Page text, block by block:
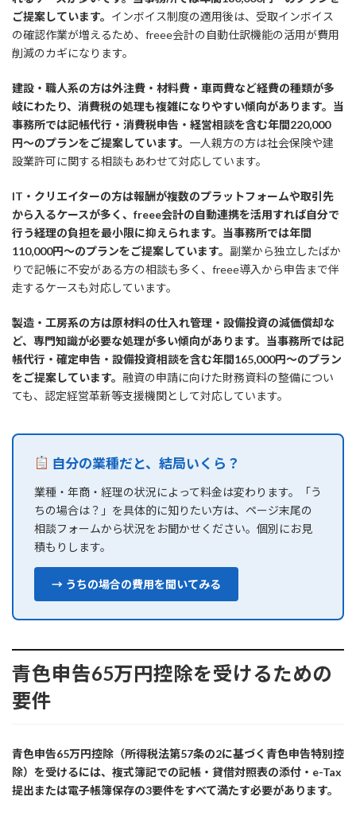
ご提案しています。 インボイス制度の適用後は、受取インボイス
の確認作業が増えるため、freee会計の自動仕訳機能の活用が費用
削減のカギになります。
建設・職人系の方は外注費・材料費・車両費など経費の種類が多
岐にわたり、消費税の処理も複雑になりやすい傾向があります。当
事務所では記帳代行・消費税申告・経営相談を含む年間220,000
円〜のプランをご提案しています。 一人親方の方は社会保険や建
設業許可に関する相談もあわせて対応しています。
IT・クリエイターの方は報酬が複数のプラットフォームや取引先
から入るケースが多く、freee会計の自動連携を活用すれば自分で
行う経理の負担を最小限に抑えられます。当事務所では年間
110,000円〜のプランをご提案しています。 副業から独立したばか
りで記帳に不安がある方の相談も多く、freee導入から申告まで伴
走するケースも対応しています。
製造・工房系の方は原材料の仕入れ管理・設備投資の減価償却な
ど、専門知識が必要な処理が多い傾向があります。当事務所では記
帳代行・確定申告・設備投資相談を含む年間165,000円〜のプラン
をご提案しています。 融資の申請に向けた財務資料の整備につい
ても、認定経営革新等支援機関として対応しています。
自分の業種だと、結局いくら？
業種・年商・経理の状況によって料金は変わります。「う
ちの場合は？」を具体的に知りたい方は、ページ末尾の
相談フォームから状況をお聞かせください。個別にお見
積もりします。
→ うちの場合の費用を聞いてみる
青色申告65万円控除を受けるための
要件
青色申告65万円控除（所得税法第57条の2に基づく青色申告特別控
除）を受けるには、複式簿記での記帳・貸借対照表の添付・e-Tax
提出または電子帳簿保存の3要件をすべて満たす必要があります。